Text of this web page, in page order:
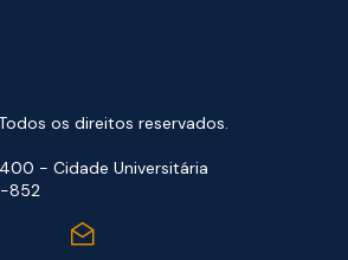
os direitos reservados.
- Cidade Universitária
852